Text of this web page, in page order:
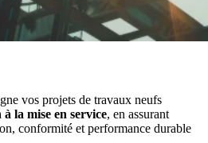
vos projets de travaux neufs
la mise en service, en assurant
conformité et performance durable